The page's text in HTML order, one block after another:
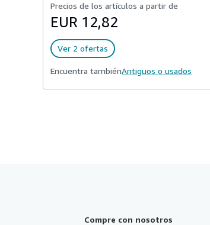
Precios de los artículos a partir de
EUR 12,82
Ver 2 ofertas
Encuentra tambiénAntiguos o usados
Compre con nosotros